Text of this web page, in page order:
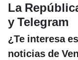
La
y Telegram
¿Te interesa
noticias de